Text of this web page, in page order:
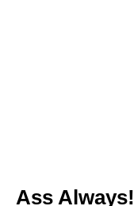
Ass Always!